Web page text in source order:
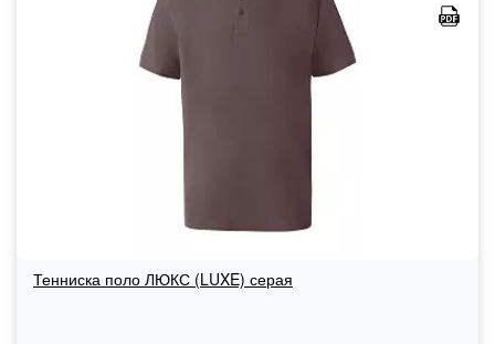
Тенниска поло ЛЮКС (LUXE) серая